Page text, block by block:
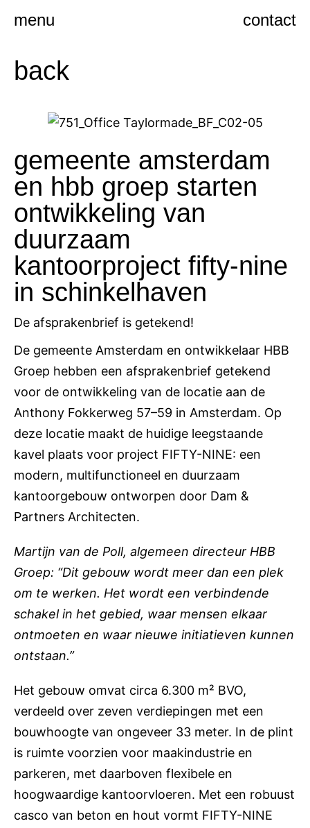
naar
inhoud
menu contact
back
gemeente amsterdam
en hbb groep starten
ontwikkeling van
duurzaam
kantoorproject fifty-nine
in schinkelhaven
De afsprakenbrief is getekend!
De gemeente Amsterdam en ontwikkelaar HBB
Groep hebben een afsprakenbrief getekend
voor de ontwikkeling van de locatie aan de
Anthony Fokkerweg 57–59 in Amsterdam. Op
deze locatie maakt de huidige leegstaande
kavel plaats voor project FIFTY-NINE: een
modern, multifunctioneel en duurzaam
kantoorgebouw ontworpen door Dam &
Partners Architecten.
Martijn van de Poll, algemeen directeur HBB
Groep: “Dit gebouw wordt meer dan een plek
om te werken. Het wordt een verbindende
schakel in het gebied, waar mensen elkaar
ontmoeten en waar nieuwe initiatieven kunnen
ontstaan.”
Het gebouw omvat circa 6.300 m² BVO,
verdeeld over zeven verdiepingen met een
bouwhoogte van ongeveer 33 meter. In de plint
is ruimte voorzien voor maakindustrie en
parkeren, met daarboven flexibele en
hoogwaardige kantoorvloeren. Met een robuust
casco van beton en hout vormt FIFTY-NINE